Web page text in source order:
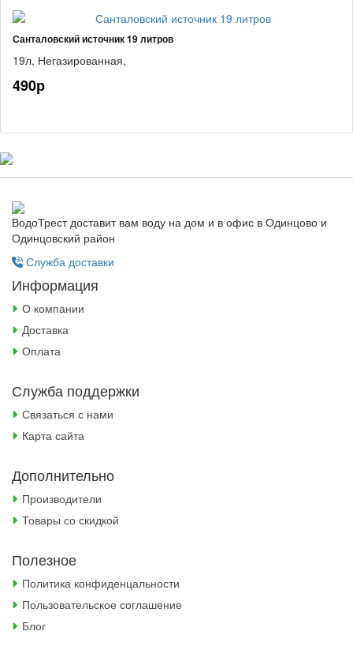
Санталовский источник 19 литров
19л, Негазированная,
490р
ВодоТрест доставит вам воду на дом и в офис в Одинцово и
Одинцовский район
Служба доставки
Информация
О компании
Доставка
Оплата
Служба поддержки
Связаться с нами
Карта сайта
Дополнительно
Производители
Товары со скидкой
Полезное
Политика конфиденцальности
Пользовательское соглашение
Блог